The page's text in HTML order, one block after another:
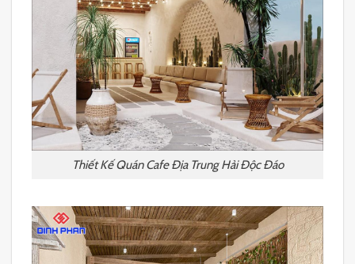
Thiết Kế Quán Cafe Địa Trung Hải Độc Đáo